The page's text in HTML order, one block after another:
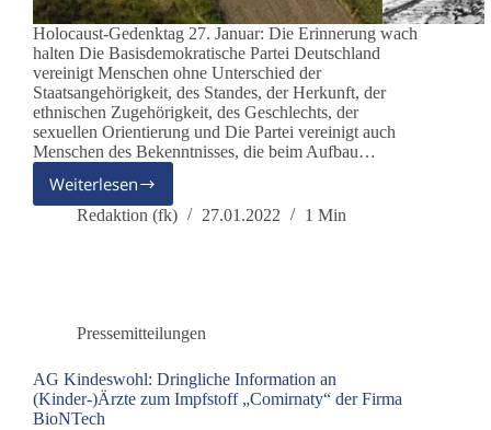
Holocaust-Gedenktag 27. Januar: Die Erinnerung wach
halten Die Basisdemokratische Partei Deutschland
vereinigt Menschen ohne Unterschied der
Staatsangehörigkeit, des Standes, der Herkunft, der
ethnischen Zugehörigkeit, des Geschlechts, der
sexuellen Orientierung und Die Partei vereinigt auch
Menschen des Bekenntnisses, die beim Aufbau…
Weiterlesen
Zum
Gedenken
Holocaust
Redaktion (fk) 27.01.2022 1 Min
Pressemitteilungen
AG Kindeswohl: Dringliche Information an
(Kinder-)Ärzte zum Impfstoff „Comirnaty“ der Firma
BioNTech